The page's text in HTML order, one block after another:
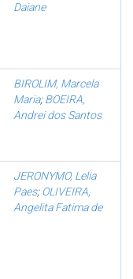
Daiane
BIROLIM, Marcela
Maria;BOEIRA,
Andrei dos Santos
JERONYMO, Lelia
Paes;OLIVEIRA,
Angelita Fatima de